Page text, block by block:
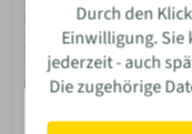
Mieten & Vermieten
Durch den
Einwilligung.
jederzeit - auch
Die zugehörige